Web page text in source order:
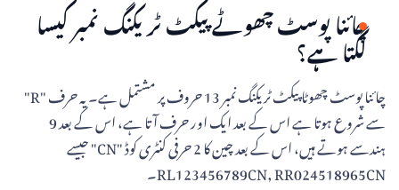
چائنا پوسٹ چھوٹے پیکٹ ٹریکنگ نمبر کیسا
لگتا ہے؟
چائنا پوسٹ چھوٹا پیکٹ ٹریکنگ نمبر 13 حروف پر مشتمل ہے۔ یہ حرف "R"
سے شروع ہوتا ہے اس کے بعد ایک اور حرف آتا ہے، اس کے بعد 9
ہندسے ہوتے ہیں، اس کے بعد چین کا 2 حرفی کنٹری کوڈ "CN" جیسے
RL123456789CN, RR024518965CN۔